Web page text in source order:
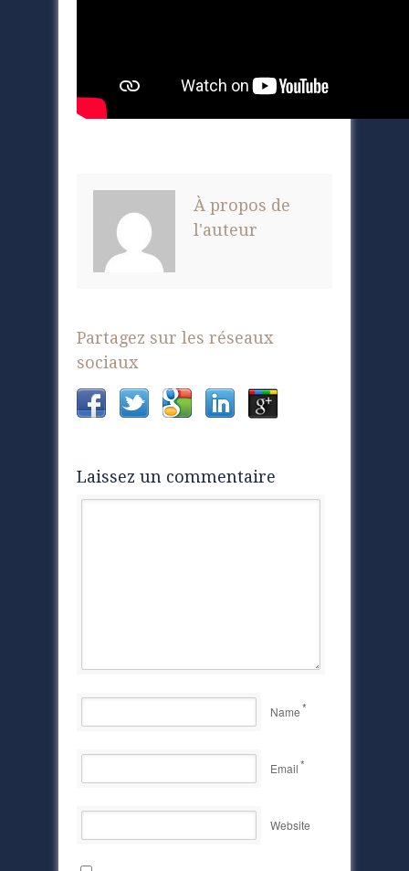
À propos de
l'auteur
Partagez sur les réseaux
sociaux
Laissez un commentaire
Name*
Email*
Website